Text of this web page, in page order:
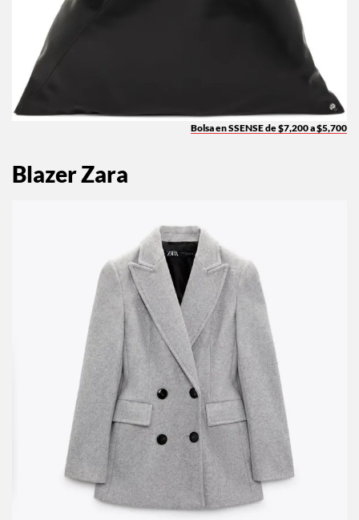
Bolsa en SSENSE de $7,200 a $5,700
Blazer Zara